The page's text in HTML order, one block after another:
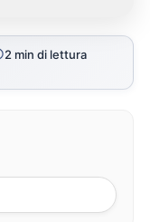
2 min di lettura